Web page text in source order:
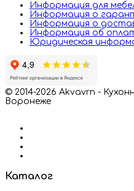
Информация для
Информация о
Информация о
Информация об
Юридическая
© 2014-2026 Akvavrn -
Воронеже
Каталог